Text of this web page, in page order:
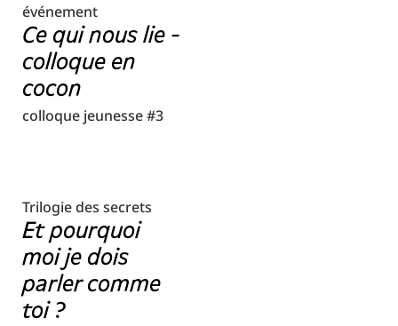
événement
Ce qui nous lie -
colloque en
cocon
colloque jeunesse #3
Trilogie des secrets
Et pourquoi
moi je dois
parler comme
toi ?